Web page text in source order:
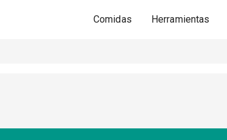
Comidas Herramientas